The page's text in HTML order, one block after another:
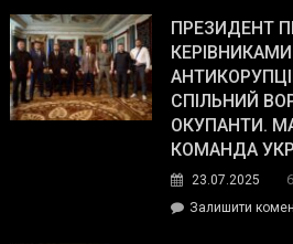
ОПЗ
з
ПРЕЗИДЕНТ
СПІЛЬНИЙ
ОКУПАНТИ.
КОМАНДА
23.07.2025
Залишити